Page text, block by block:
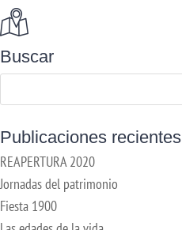
Buscar
Publicaciones recientes
REAPERTURA 2020
Jornadas del patrimonio
Fiesta 1900